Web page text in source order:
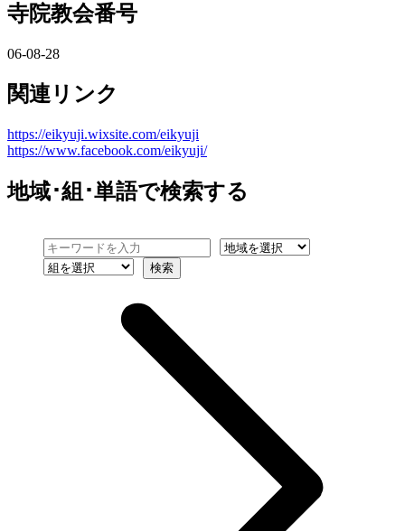
寺院教会番号
06-08-28
関連リンク
https://eikyuji.wixsite.com/eikyuji
https://www.facebook.com/eikyuji/
地域･組･単語で検索する